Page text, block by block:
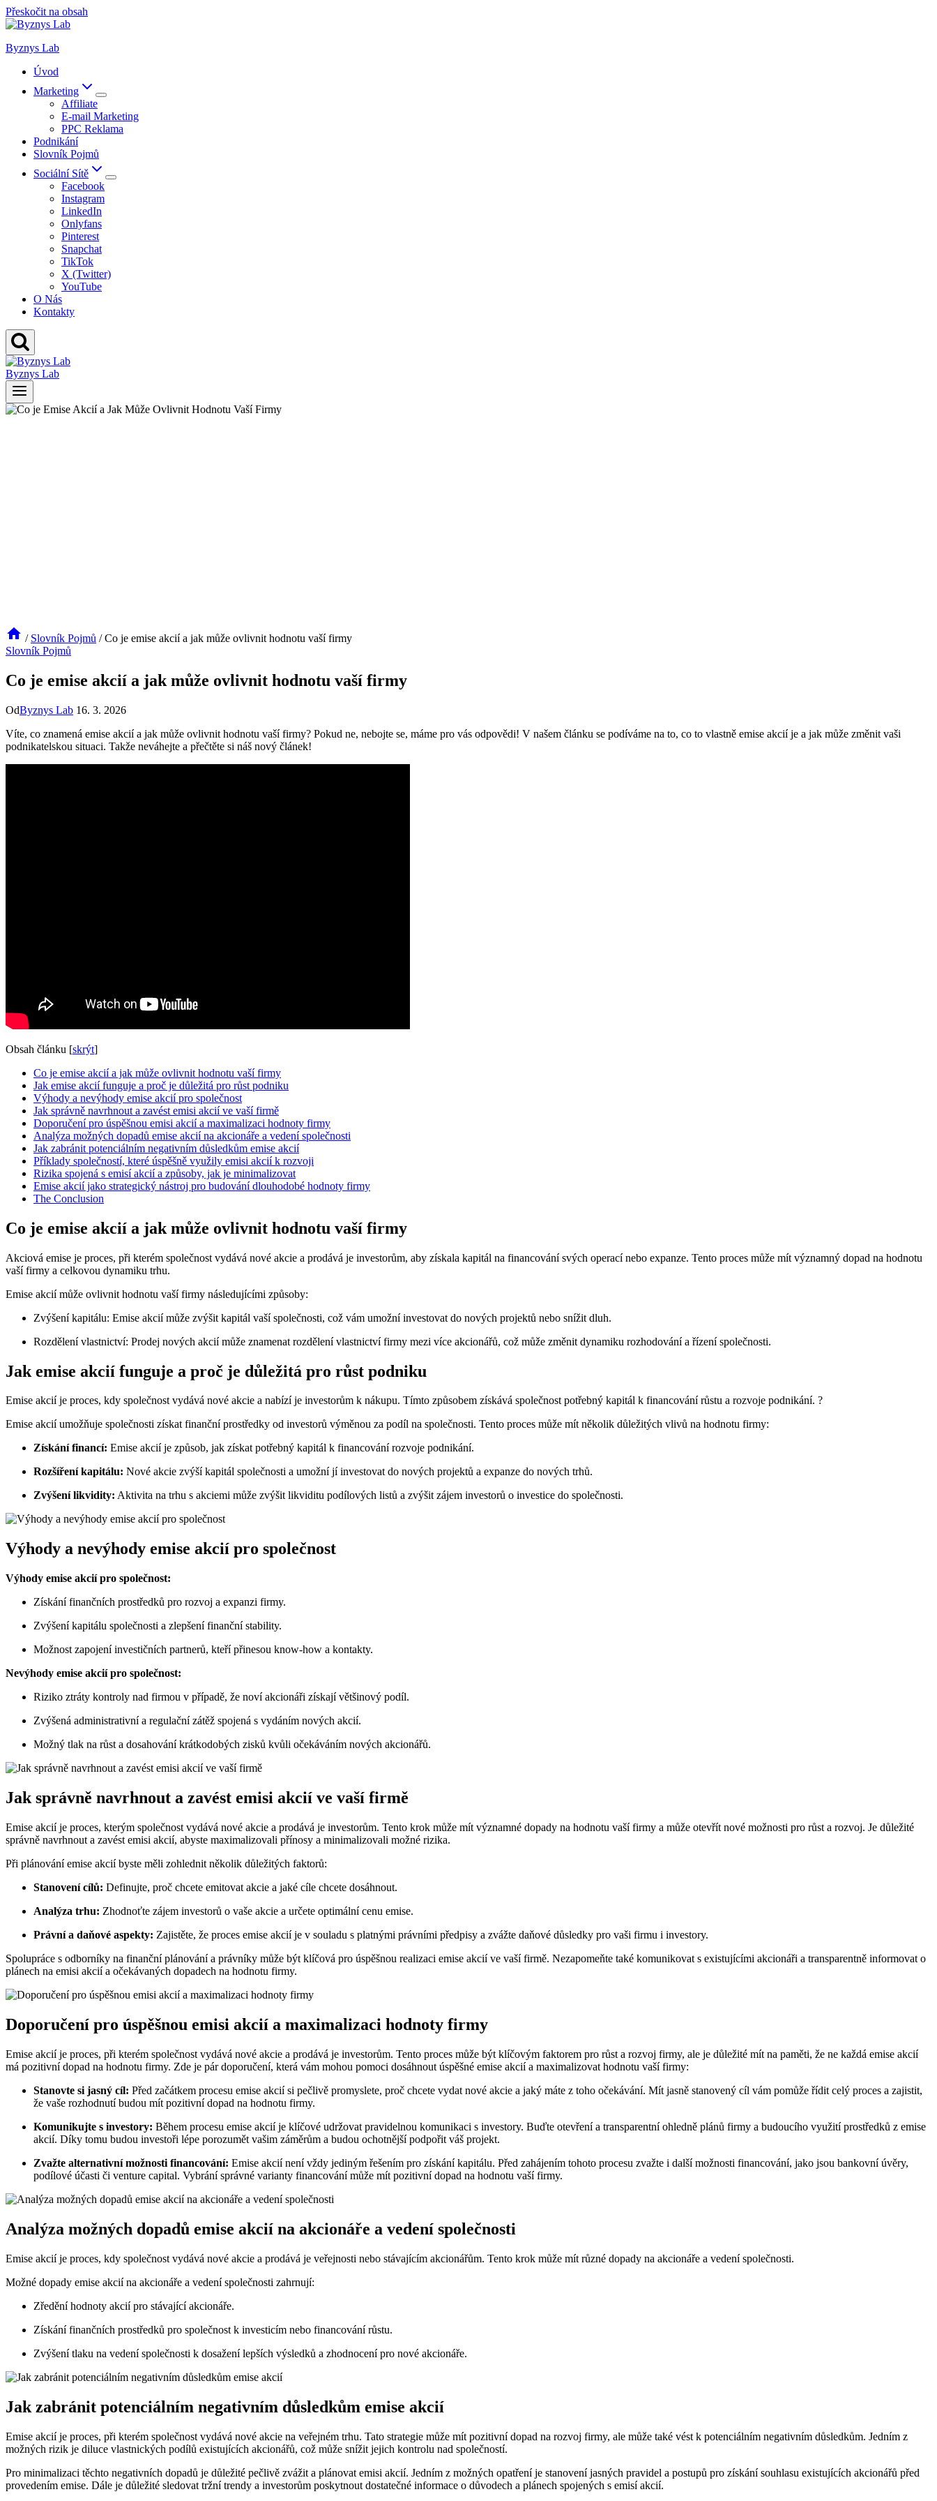
Přeskočit na obsah
Byznys Lab
Úvod
Marketing
Affiliate
E-mail Marketing
PPC Reklama
Podnikání
Slovník Pojmů
Sociální Sítě
Facebook
Instagram
LinkedIn
Onlyfans
Pinterest
Snapchat
TikTok
X (Twitter)
YouTube
O Nás
Kontakty
Byznys Lab
/ Slovník Pojmů / Co je emise akcií a jak může ovlivnit hodnotu vaší firmy
Slovník Pojmů
Co je emise akcií a jak může ovlivnit hodnotu vaší firmy
OdByznys Lab 16. 3. 2026
Víte, co znamená emise akcií a jak může ovlivnit hodnotu vaší firmy? Pokud ne, nebojte se, máme pro vás odpovědi! V našem článku se podíváme na to, co to vlastně emise akcií je a jak může změnit vaši
podnikatelskou situaci. Takže neváhejte a přečtěte si náš nový článek!
Obsah článku [skrýt]
Co je emise akcií a jak může ovlivnit hodnotu vaší firmy
Jak emise akcií funguje a proč je důležitá pro růst podniku
Výhody a nevýhody emise akcií pro společnost
Jak správně navrhnout a zavést emisi akcií ve vaší firmě
Doporučení pro úspěšnou emisi akcií a maximalizaci hodnoty firmy
Analýza možných dopadů emise akcií na akcionáře a vedení společnosti
Jak zabránit potenciálním negativním důsledkům emise akcií
Příklady společností, které úspěšně využily emisi akcií k rozvoji
Rizika spojená s emisí akcií a způsoby, jak je minimalizovat
Emise akcií jako strategický nástroj pro budování dlouhodobé hodnoty firmy
The Conclusion
Co je emise akcií a jak může ovlivnit hodnotu vaší firmy
Akciová emise je proces, při kterém společnost vydává nové akcie a prodává je investorům, aby získala kapitál na financování svých operací nebo expanze. Tento proces může mít významný dopad na hodnotu
vaší firmy a celkovou dynamiku trhu.
Emise akcií může ovlivnit hodnotu vaší firmy následujícími způsoby:
Zvýšení kapitálu: Emise akcií může zvýšit kapitál vaší společnosti, což vám umožní investovat do nových projektů nebo snížit dluh.
Rozdělení vlastnictví: Prodej nových akcií může znamenat rozdělení vlastnictví firmy mezi více akcionářů, což může změnit dynamiku rozhodování a řízení společnosti.
Jak emise akcií funguje a proč je důležitá pro růst podniku
Emise akcií je proces, kdy společnost vydává nové akcie a nabízí je investorům k nákupu. Tímto způsobem získává společnost potřebný kapitál k financování růstu a rozvoje podnikání. ?
Emise akcií umožňuje společnosti získat finanční prostředky od investorů výměnou za podíl na společnosti. Tento proces může mít několik důležitých vlivů na hodnotu firmy:
Získání financí: Emise akcií je způsob, jak získat potřebný kapitál k financování rozvoje podnikání.
Rozšíření kapitálu: Nové akcie zvýší kapitál společnosti a umožní jí investovat do nových projektů a expanze do nových trhů.
Zvýšení likvidity: Aktivita na trhu s akciemi může zvýšit likviditu podílových listů a zvýšit zájem investorů o investice do společnosti.
Výhody a nevýhody emise akcií pro společnost
Výhody emise akcií pro společnost:
Získání finančních prostředků pro rozvoj a expanzi firmy.
Zvýšení kapitálu společnosti a zlepšení finanční stability.
Možnost zapojení investičních partnerů, kteří přinesou know-how a kontakty.
Nevýhody emise akcií pro společnost:
Riziko ztráty kontroly nad firmou v případě, že noví akcionáři získají většinový podíl.
Zvýšená administrativní a regulační zátěž spojená s vydáním nových akcií.
Možný tlak na růst a dosahování krátkodobých zisků kvůli očekáváním nových akcionářů.
Jak správně navrhnout a zavést emisi akcií ve vaší firmě
Emise akcií je proces, kterým společnost vydává nové akcie a prodává je investorům. Tento krok může mít významné dopady na hodnotu vaší firmy a může otevřít nové možnosti pro růst a rozvoj. Je důležité
správně navrhnout a zavést emisi akcií, abyste maximalizovali přínosy a minimalizovali možné rizika.
Při plánování emise akcií byste měli zohlednit několik důležitých faktorů:
Stanovení cílů: Definujte, proč chcete emitovat akcie a jaké cíle chcete dosáhnout.
Analýza trhu: Zhodnoťte zájem investorů o vaše akcie a určete optimální cenu emise.
Právní a daňové aspekty: Zajistěte, že proces emise akcií je v souladu s platnými právními předpisy a zvážte daňové důsledky pro vaši firmu i investory.
Spolupráce s odborníky na finanční plánování a právníky může být klíčová pro úspěšnou realizaci emise akcií ve vaší firmě. Nezapomeňte také komunikovat s existujícími akcionáři a transparentně informovat o
plánech na emisi akcií a očekávaných dopadech na hodnotu firmy.
Doporučení pro úspěšnou emisi akcií a maximalizaci hodnoty firmy
Emise akcií je proces, při kterém společnost vydává nové akcie a prodává je investorům. Tento proces může být klíčovým faktorem pro růst a rozvoj firmy, ale je důležité mít na paměti, že ne každá emise akcií
má pozitivní dopad na hodnotu firmy. Zde je pár doporučení, která vám mohou pomoci dosáhnout úspěšné emise akcií a maximalizovat hodnotu vaší firmy:
Stanovte si jasný cíl: Před začátkem procesu emise akcií si pečlivě promyslete, proč chcete vydat nové akcie a jaký máte z toho očekávání. Mít jasně stanovený cíl vám pomůže řídit celý proces a zajistit,
že vaše rozhodnutí budou mít pozitivní dopad na hodnotu firmy.
Komunikujte s investory: Během procesu emise akcií je klíčové udržovat pravidelnou komunikaci s investory. Buďte otevření a transparentní ohledně plánů firmy a budoucího využití prostředků z emise
akcií. Díky tomu budou investoři lépe porozumět vašim záměrům a budou ochotnější podpořit váš projekt.
Zvažte alternativní možnosti financování: Emise akcií není vždy jediným řešením pro získání kapitálu. Před zahájením tohoto procesu zvažte i další možnosti financování, jako jsou bankovní úvěry,
podílové účasti či venture capital. Vybrání správné varianty financování může mít pozitivní dopad na hodnotu vaší firmy.
Analýza možných dopadů emise akcií na akcionáře a vedení společnosti
Emise akcií je proces, kdy společnost vydává nové akcie a prodává je veřejnosti nebo stávajícím akcionářům. Tento krok může mít různé dopady na akcionáře a vedení společnosti.
Možné dopady emise akcií na akcionáře a vedení společnosti zahrnují:
Zředění hodnoty akcií pro stávající akcionáře.
Získání finančních prostředků pro společnost k investicím nebo financování růstu.
Zvýšení tlaku na vedení společnosti k dosažení lepších výsledků a zhodnocení pro nové akcionáře.
Jak zabránit potenciálním negativním důsledkům emise akcií
Emise akcií je proces, při kterém společnost vydává nové akcie na veřejném trhu. Tato strategie může mít pozitivní dopad na rozvoj firmy, ale může také vést k potenciálním negativním důsledkům. Jedním z
možných rizik je diluce vlastnických podílů existujících akcionářů, což může snížit jejich kontrolu nad společností.
Pro minimalizaci těchto negativních dopadů je důležité pečlivě zvážit a plánovat emisi akcií. Jedním z možných opatření je stanovení jasných pravidel a postupů pro získání souhlasu existujících akcionářů před
provedením emise. Dále je důležité sledovat tržní trendy a investorům poskytnout dostatečné informace o důvodech a plánech spojených s emisí akcií.